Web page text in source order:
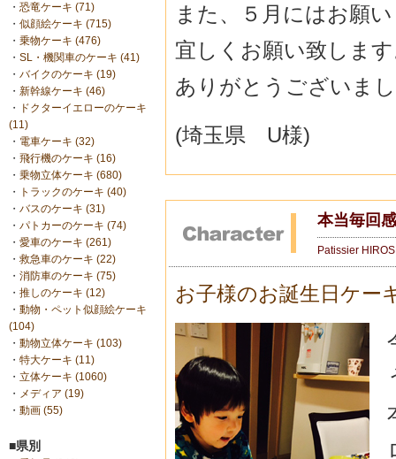
・ 恐竜ケーキ (71)
・ 似顔絵ケーキ (715)
・ 乗物ケーキ (476)
・ SL・機関車のケーキ (41)
・ バイクのケーキ (19)
・ 新幹線ケーキ (46)
・
ドクターイエローのケーキ
(11)
・ 電車ケーキ (32)
・ 飛行機のケーキ (16)
・ 乗物立体ケーキ (680)
・
トラックのケーキ (40)
・ バスのケーキ (31)
・ パトカーのケーキ (74)
・ 愛車のケーキ (261)
・ 救急車のケーキ (22)
・ 消防車のケーキ (75)
・ 推しのケーキ (12)
・ 動物・ペット似顔絵ケーキ
(104)
・ 動物立体ケーキ (103)
・ 特大ケーキ (11)
・ 立体ケーキ (1060)
・ メディア (19)
・ 動画 (55)
■県別
また、５月にはお願
宜しくお願い致しま
ありがとうございま
(埼玉県 U様)
本当毎回
Patissier
お子様のお誕生日ケー